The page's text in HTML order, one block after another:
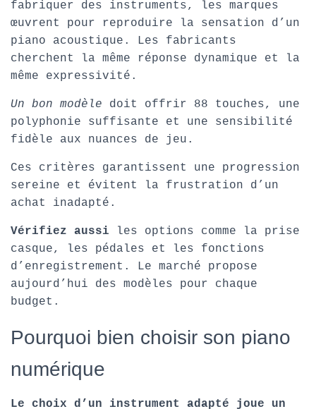
N
fabriquer des instruments, les marques
œuvrent pour reproduire la sensation d’un
piano acoustique. Les fabricants
cherchent la même réponse dynamique et la
même expressivité.
Un bon modèle doit offrir 88 touches, une
polyphonie suffisante et une sensibilité
fidèle aux nuances de jeu.
Ces critères garantissent une progression
sereine et évitent la frustration d’un
achat inadapté.
Vérifiez aussi les options comme la prise
casque, les pédales et les fonctions
d’enregistrement. Le marché propose
aujourd’hui des modèles pour chaque
budget.
Pourquoi bien choisir son piano
numérique
Le choix d’un instrument adapté joue un